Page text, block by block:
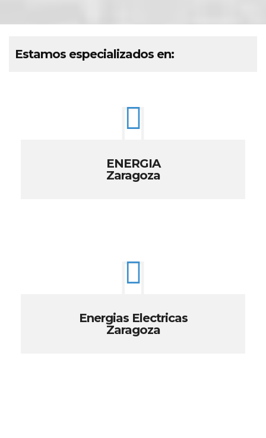
Estamos especializados en:
ENERGIA
Zaragoza
Energias Electricas
Zaragoza